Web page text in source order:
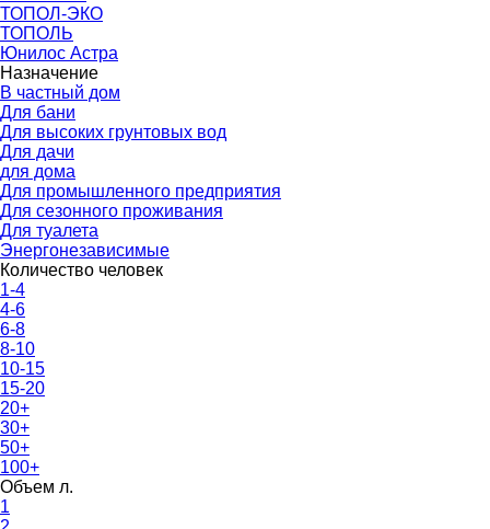
ТОПОЛ-ЭКО
ТОПОЛЬ
Юнилос Астра
Назначение
В частный дом
Для бани
Для высоких грунтовых вод
Для дачи
для дома
Для промышленного предприятия
Для сезонного проживания
Для туалета
Энергонезависимые
Количество человек
1-4
4-6
6-8
8-10
10-15
15-20
20+
30+
50+
100+
Объем л.
1